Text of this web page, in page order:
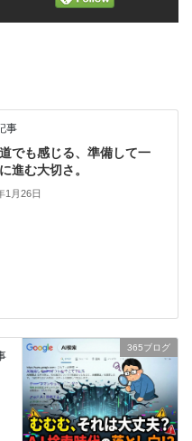
事
でも感じる、準備して一
進む大切さ。
1月26日
365ブログ